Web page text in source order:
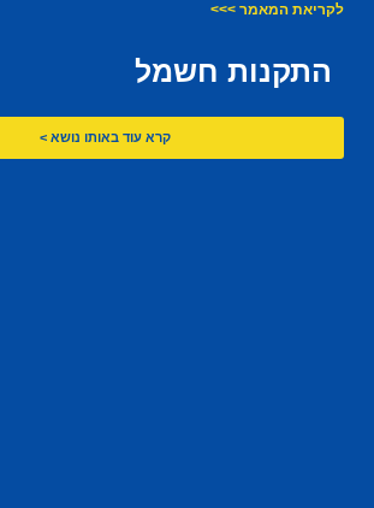
לקריאת המאמר >>>
התקנות חשמל
קרא עוד באותו נושא >